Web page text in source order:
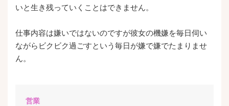
いと生き残っていくことはできません。
仕事内容は嫌いではないのですが彼女の機嫌を毎日伺い
ながらビクビク過ごすという毎日が嫌で嫌でたまりませ
ん。
営業